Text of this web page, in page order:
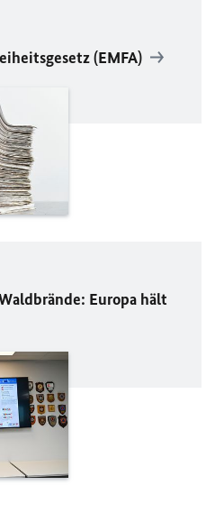
(EMFA)
Europa hält